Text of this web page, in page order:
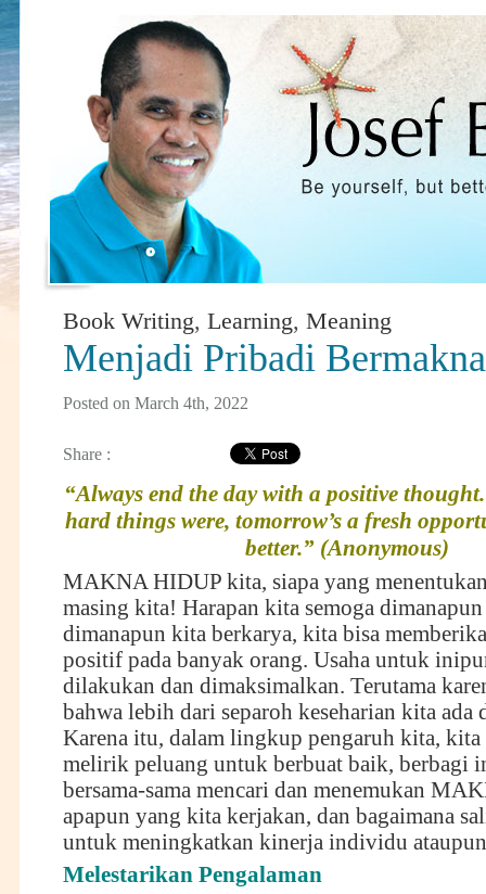
Book Writing, Learning, Meaning
Menjadi Pribadi Bermakna
Posted on March 4th, 2022
Share :
“Always end the day with a positive
hard things were, tomorrow’s a fresh
better.” (Anonymous)
MAKNA HIDUP kita, siapa yang
masing kita! Harapan kita semoga
dimanapun kita berkarya, kita bisa
positif pada banyak orang. Usaha untuk
dilakukan dan dimaksimalkan. Terutama
bahwa lebih dari separoh keseharian kita ada
Karena itu, dalam lingkup pengaruh kita, kita
melirik peluang untuk berbuat baik, berbagi
bersama-sama mencari dan menemukan
apapun yang kita kerjakan, dan bagaimana
untuk meningkatkan kinerja individu
Melestarikan Pengalaman